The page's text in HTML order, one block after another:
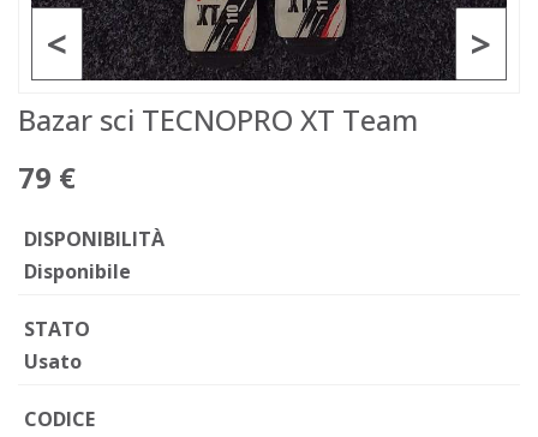
>
<
Bazar sci TECNOPRO XT Team
79 €
DISPONIBILITÀ
Disponibile
STATO
Usato
CODICE